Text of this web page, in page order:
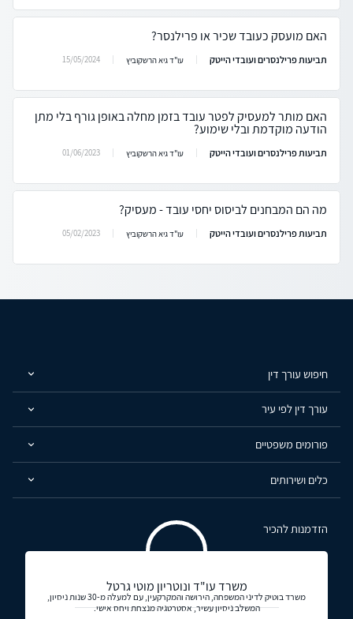
האם מועסק כעובד שכיר או פרילנסר?
תביעות פרילנסרים ועובדי הייטק עו"ד גיא הרשקוביץ 15/05/2024
האם מותר למעסיק לפטר עובד בזמן מחלה באופן גורף בלי מתן
הודעה מוקדמת ובלי שימוע?
תביעות פרילנסרים ועובדי הייטק עו"ד גיא הרשקוביץ 01/06/2023
מה הם המבחנים לביסוס יחסי עובד - מעסיק?
תביעות פרילנסרים ועובדי הייטק עו"ד גיא הרשקוביץ 05/02/2023
חיפוש עורך דין
עורך דין לפי עיר
פורומים משפטיים
כלים ושירותים
הזדמנות להכיר
משרד עו"ד ונוטריון מוטי גרטל
משרד בוטיק לדיני המשפחה, הירושה והמקרקעין, עם למעלה מ-30 שנות ניסיון,
המשלב ניסיון עשיר, אסטרטגיה מנצחת ויחס אישי.